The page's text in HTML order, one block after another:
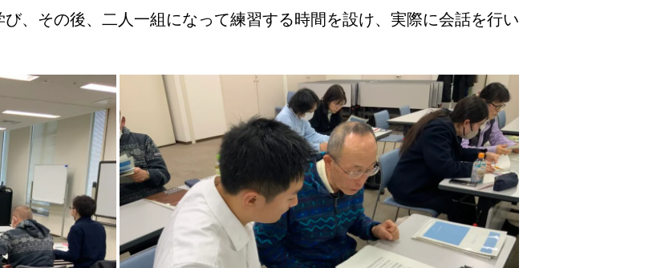
、その後、二人一組になって練習する時間を設け、実際に会話を行い